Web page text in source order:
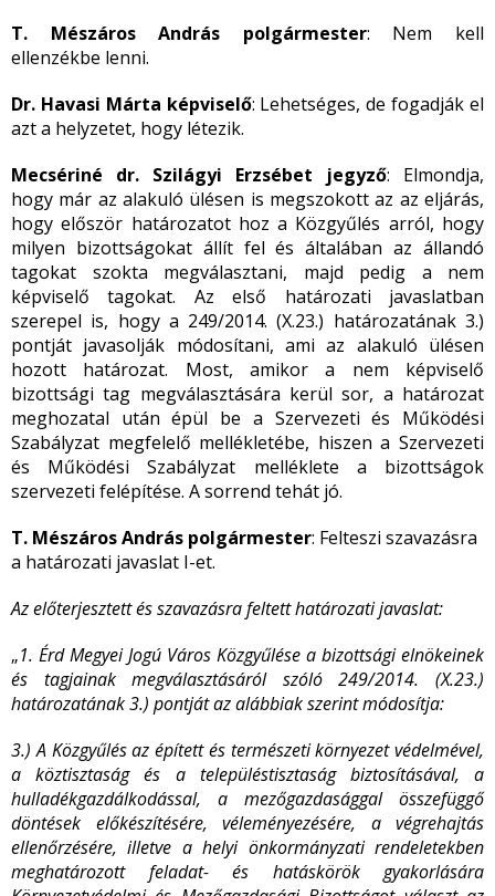
T. Mészáros András polgármester: Nem kell
ellenzékbe lenni.
Dr. Havasi Márta képviselő: Lehetséges, de fogadják el
azt a helyzetet, hogy létezik.
Mecsériné dr. Szilágyi Erzsébet jegyző: Elmondja,
hogy már az alakuló ülésen is megszokott az az eljárás,
hogy először határozatot hoz a Közgyűlés arról, hogy
milyen bizottságokat állít fel és általában az állandó
tagokat szokta megválasztani, majd pedig a nem
képviselő tagokat. Az első határozati javaslatban
szerepel is, hogy a 249/2014. (X.23.) határozatának 3.)
pontját javasolják módosítani, ami az alakuló ülésen
hozott határozat. Most, amikor a nem képviselő
bizottsági tag megválasztására kerül sor, a határozat
meghozatal után épül be a Szervezeti és Működési
Szabályzat megfelelő mellékletébe, hiszen a Szervezeti
és Működési Szabályzat melléklete a bizottságok
szervezeti felépítése. A sorrend tehát jó.
T. Mészáros András polgármester: Felteszi szavazásra
a határozati javaslat I-et.
Az előterjesztett és szavazásra feltett határozati javaslat:
„1. Érd Megyei Jogú Város Közgyűlése a bizottsági elnökeinek
és tagjainak megválasztásáról szóló 249/2014. (X.23.)
határozatának 3.) pontját az alábbiak szerint módosítja:
3.) A Közgyűlés az épített és természeti környezet védelmével,
a köztisztaság és a településtisztaság biztosításával, a
hulladékgazdálkodással, a mezőgazdasággal összefüggő
döntések előkészítésére, véleményezésére, a végrehajtás
ellenőrzésére, illetve a helyi önkormányzati rendeletekben
meghatározott feladat- és hatáskörök gyakorlására